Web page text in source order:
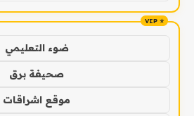
ضوء التعليمي
صحيفة برق
موقع اشراقات